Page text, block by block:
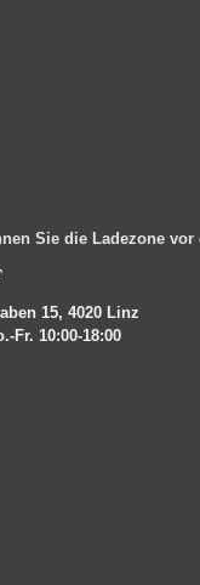
Sie die Ladezone
15, 4020 Linz
Fr. 10:00-18:00